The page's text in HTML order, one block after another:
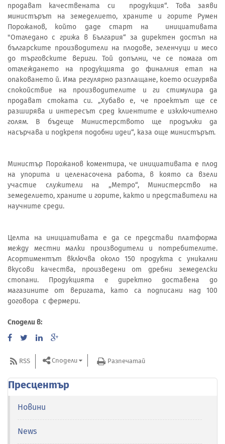
продават качествената си продукция“. Това заяви
министърът на земеделието, храните и горите Румен
Порожанов, който даде старт на инициативата
"Отгледано с грижа в България“ за директен достъп на
българските производители на плодове, зеленчуци и месо
до търговските вериги. Той допълни, че се помага от
отглеждането на продукцията до финалния етап на
опаковането й. Има регулярно разплащане, което осигурява
спокойствие на производителите и ги стимулира да
продават стоката си. „Хубаво е, че проектът ще се
разширява и интересът сред клиентите е изключително
голям. В бъдеще Министерството ще продължи да
насърчава и подкрепя подобни идеи“, каза още министърът.
Министър Порожанов коментира, че инициативата е плод
на упорита и целенасочена работа, в която са взели
участие служители на „Метро“, Министерство на
земеделието, храните и горите, както и представители на
научните среди.
Целта на инициативата е да се представи платформа
между местни малки производители и потребителите.
Асортиментът включва около 150 продукта с уникални
вкусови качества, произведени от дребни земеделски
стопани. Продукцията е директно доставена до
магазините от веригата, като са подписани над 100
договора с фермери.
Сподели в:
RSS Сподели Разпечатай
Пресцентър
Новини
News